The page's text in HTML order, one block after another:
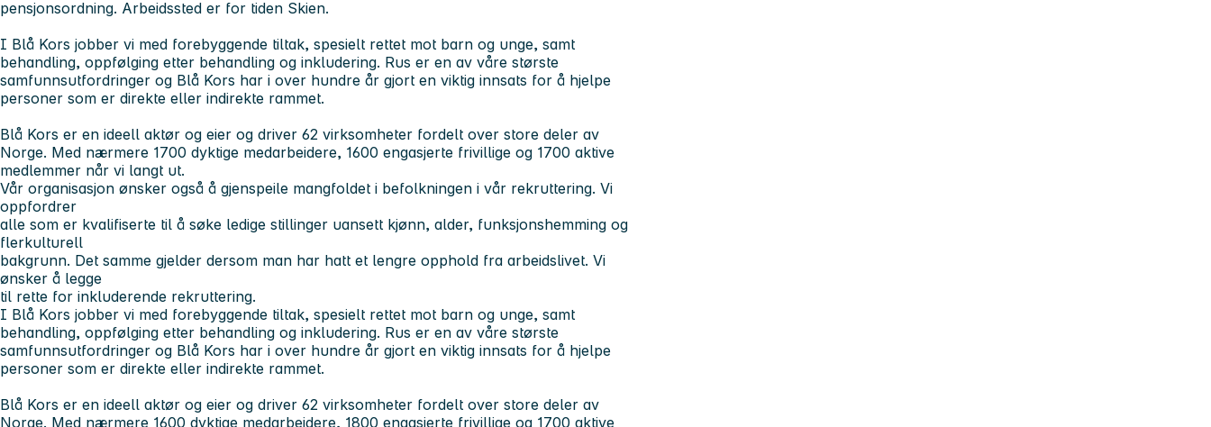
pensjonsordning. Arbeidssted er for tiden Skien.
I Blå Kors jobber vi med forebyggende tiltak, spesielt rettet mot barn og unge, samt
behandling, oppfølging etter behandling og inkludering. Rus er en av våre største
samfunnsutfordringer og Blå Kors har i over hundre år gjort en viktig innsats for å hjelpe
personer som er direkte eller indirekte rammet.
Blå Kors er en ideell aktør og eier og driver 62 virksomheter fordelt over store deler av
Norge. Med nærmere 1700 dyktige medarbeidere, 1600 engasjerte frivillige og 1700 aktive
medlemmer når vi langt ut.
Vår organisasjon ønsker også å gjenspeile mangfoldet i befolkningen i vår rekruttering. Vi
oppfordrer
alle som er kvalifiserte til å søke ledige stillinger uansett kjønn, alder, funksjonshemming og
flerkulturell
bakgrunn. Det samme gjelder dersom man har hatt et lengre opphold fra arbeidslivet. Vi
ønsker å legge
til rette for inkluderende rekruttering.
I Blå Kors jobber vi med forebyggende tiltak, spesielt rettet mot barn og unge, samt
behandling, oppfølging etter behandling og inkludering. Rus er en av våre største
samfunnsutfordringer og Blå Kors har i over hundre år gjort en viktig innsats for å hjelpe
personer som er direkte eller indirekte rammet.
Blå Kors er en ideell aktør og eier og driver 62 virksomheter fordelt over store deler av
Norge. Med nærmere 1600 dyktige medarbeidere, 1800 engasjerte frivillige og 1700 aktive